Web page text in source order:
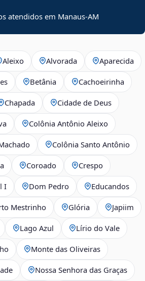
atendidos em Manaus-AM
Aleixo Alvorada Aparecida
Betânia Cachoeirinha
Chapada Cidade de Deus
Colônia Antônio Aleixo
Colônia Santo Antônio
Coroado Crespo
I Dom Pedro Educandos
Mestrinho Glória Japiim
Lago Azul Lírio do Vale
Monte das Oliveiras
Nossa Senhora das Graças